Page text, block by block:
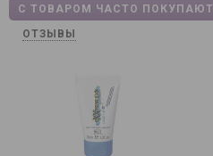
С ТОВАРОМ ЧАСТО ПОКУПАЮТ
ОТЗЫВЫ